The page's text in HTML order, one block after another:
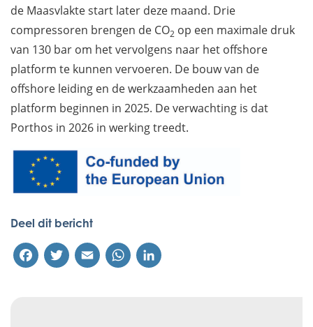
de Maasvlakte start later deze maand. Drie
compressoren brengen de CO2 op een maximale druk
van 130 bar om het vervolgens naar het offshore
platform te kunnen vervoeren. De bouw van de
offshore leiding en de werkzaamheden aan het
platform beginnen in 2025. De verwachting is dat
Porthos in 2026 in werking treedt.
Deel dit bericht
FacebookTwitterEmail WhatsApp